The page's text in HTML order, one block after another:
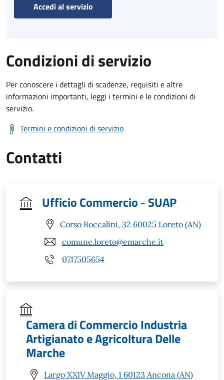
Accedi al servizio
Condizioni di servizio
Per conoscere i dettagli di scadenze, requisiti e altre
informazioni importanti, leggi i termini e le condizioni di
servizio.
Termini e condizioni di servizio
Contatti
Ufficio Commercio - SUAP
Corso Boccalini, 32 60025 Loreto (AN)
comune.loreto@emarche.it
0717505654
Camera di Commercio Industria
Artigianato e Agricoltura Delle
Marche
Largo XXIV Maggio, 1 60123 Ancona (AN)